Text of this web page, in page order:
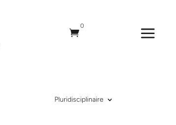

0 a
Pluridisciplinaire